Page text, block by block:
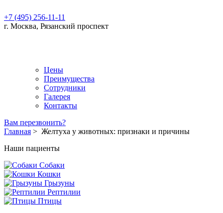
+7 (495) 256-11-11
г. Москва, Рязанский проспект
Цены
Преимущества
Сотрудники
Галерея
Контакты
Вам перезвонить?
Главная > Желтуха у животных: признаки и причины
Наши пациенты
Собаки
Кошки
Грызуны
Рептилии
Птицы